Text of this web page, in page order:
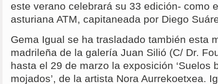
este verano celebrará su 33 edición- como
asturiana ATM, capitaneada por Diego
Gema Igual se ha trasladado también esta
madrileña de la galería Juan Silió (C/ Dr.
hasta el 29 de marzo la exposición ‘Suelos
mojados’, de la artista Nora Aurrekoetxea.